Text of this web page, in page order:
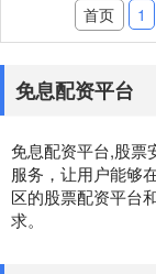
首页 1
免息配资平台
免息配资平台,股票
服务，让用户能够
区的股票配资平台
求。